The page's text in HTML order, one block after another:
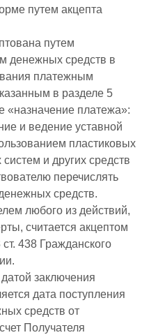
путем акцепта
путем
денежных средств в
платежным
в разделе 5
«назначение платежа»:
и ведение уставной
пластиковых
и других средств
перечислять
средств.
любого из действий,
считается акцептом
438 Гражданского
заключения
дата поступления
средств от
Получателя